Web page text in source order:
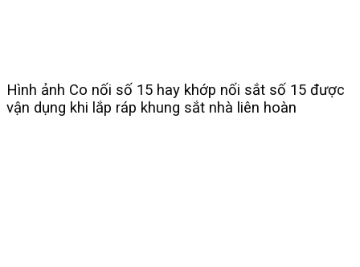
Hình ảnh Co nối số 15 hay khớp nối sắt số 15 được
vận dụng khi lắp ráp khung sắt nhà liên hoàn